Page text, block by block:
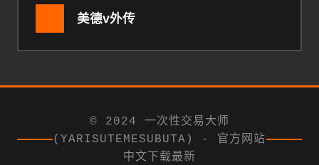
美德v外传
© 2024 一次性交易大师
(YARISUTEMESUBUTA) - 官方网站
中文下载最新